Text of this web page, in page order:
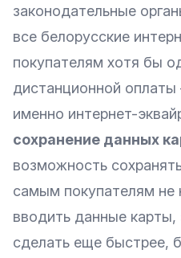
законодательные
все белорусские
покупателям хотя бы
дистанционной
именно интернет-
сохранение данных
возможность
самым покупателям не
вводить данные
сделать еще быстрее,